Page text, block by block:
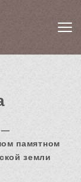
—
памятном
земли